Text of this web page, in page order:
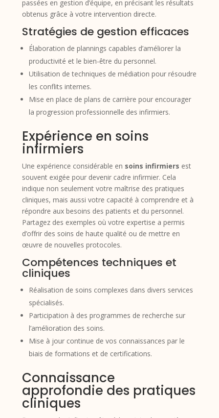
passées en gestion d’équipe, en précisant les résultats
obtenus grâce à votre intervention directe.
Stratégies de gestion efficaces
Élaboration de plannings capables d’améliorer la
productivité et le bien-être du personnel.
Utilisation de techniques de médiation pour résoudre
les conflits internes.
Mise en place de plans de carrière pour encourager
la progression professionnelle des infirmiers.
Expérience en soins
infirmiers
Une expérience considérable en soins infirmiers est
souvent exigée pour devenir cadre infirmier. Cela
indique non seulement votre maîtrise des pratiques
cliniques, mais aussi votre capacité à comprendre et à
répondre aux besoins des patients et du personnel.
Partagez des exemples où votre expertise a permis
d’offrir des soins de haute qualité ou de mettre en
œuvre de nouvelles protocoles.
Compétences techniques et
cliniques
Réalisation de soins complexes dans divers services
spécialisés.
Participation à des programmes de recherche sur
l’amélioration des soins.
Mise à jour continue de vos connaissances par le
biais de formations et de certifications.
Connaissance
approfondie des pratiques
cliniques